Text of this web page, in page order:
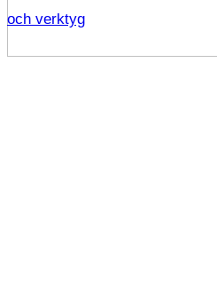
och verktyg